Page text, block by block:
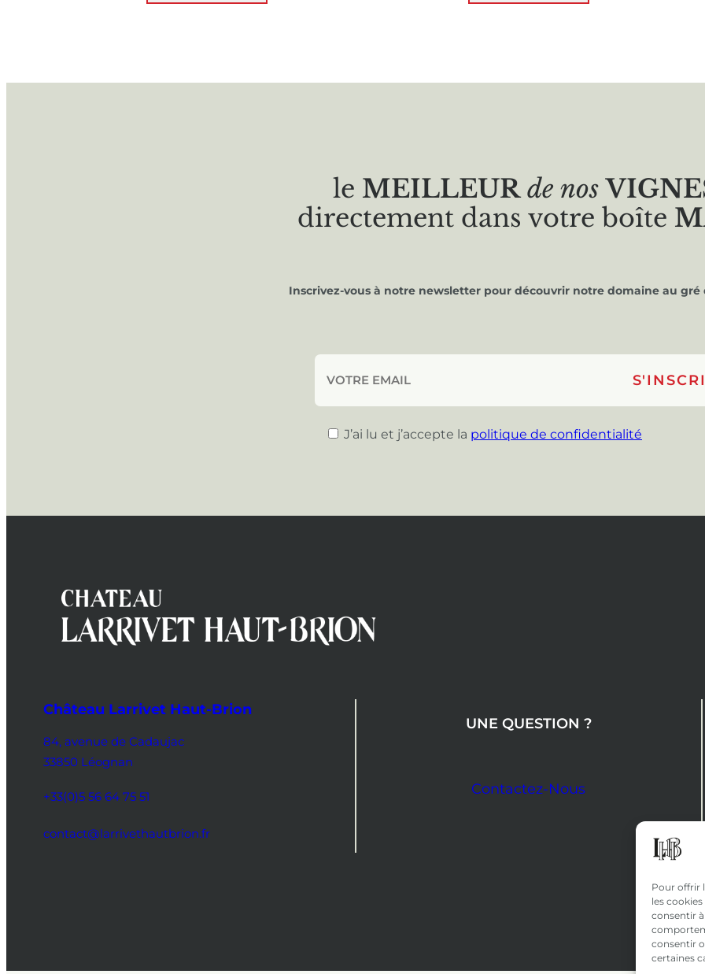
Pour offrir
les
consentir
consentir
certaines
le MEILLEUR de nos
directement dans votre boîte
Inscrivez-vous à notre newsletter pour découvrir notre domaine au gré
J’ai lu et j’accepte la politique de confidentialité
Château Larrivet Haut-Brion
84, avenue de Cadaujac
33850 Léognan
+33(0)5 56 64 75 51
contact@larrivethautbrion.fr
UNE QUESTION ?
Contactez-Nous